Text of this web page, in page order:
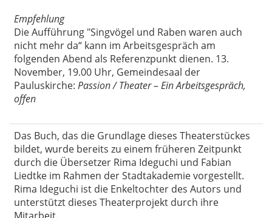
Empfehlung
Die Aufführung "Singvögel und Raben waren auch
nicht mehr da“ kann im Arbeitsgespräch am
folgenden Abend als Referenzpunkt dienen. 13.
November, 19.00 Uhr, Gemeindesaal der
Pauluskirche: Passion / Theater – Ein Arbeitsgespräch,
offen
Das Buch, das die Grundlage dieses Theaterstückes
bildet, wurde bereits zu einem früheren Zeitpunkt
durch die Übersetzer Rima Ideguchi und Fabian
Liedtke im Rahmen der Stadtakademie vorgestellt.
Rima Ideguchi ist die Enkeltochter des Autors und
unterstützt dieses Theaterprojekt durch ihre